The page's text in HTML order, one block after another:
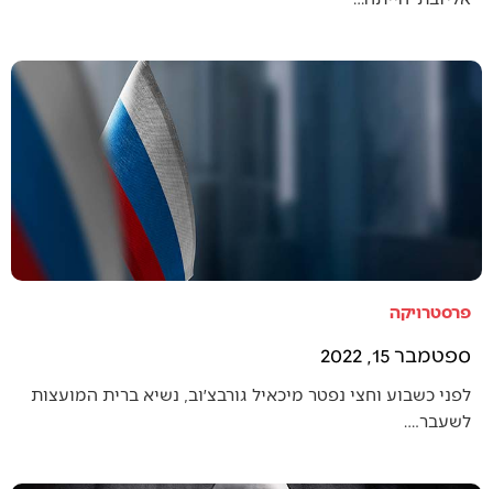
פרסטרויקה
ספטמבר 15, 2022
לפני כשבוע וחצי נפטר מיכאיל גורבצ׳וב, נשיא ברית המועצות
לשעבר.…